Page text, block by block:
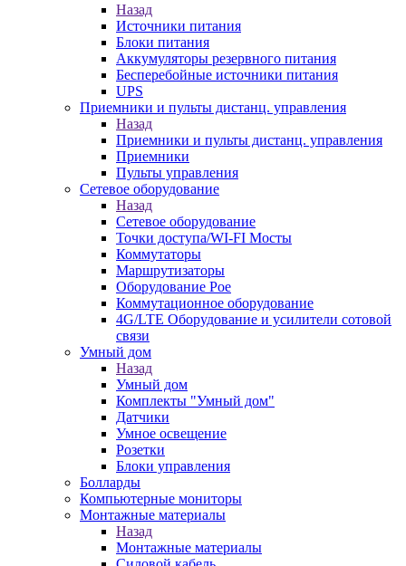
Назад
Источники питания
Блоки питания
Аккумуляторы резервного питания
Бесперебойные источники питания
UPS
Приемники и пульты дистанц. управления
Назад
Приемники и пульты дистанц. управления
Приемники
Пульты управления
Сетевое оборудование
Назад
Сетевое оборудование
Точки доступа/WI-FI Мосты
Коммутаторы
Маршрутизаторы
Оборудование Poe
Коммутационное оборудование
4G/LTE Оборудование и усилители сотовой
связи
Умный дом
Назад
Умный дом
Комплекты "Умный дом"
Датчики
Умное освещение
Розетки
Блоки управления
Болларды
Компьютерные мониторы
Монтажные материалы
Назад
Монтажные материалы